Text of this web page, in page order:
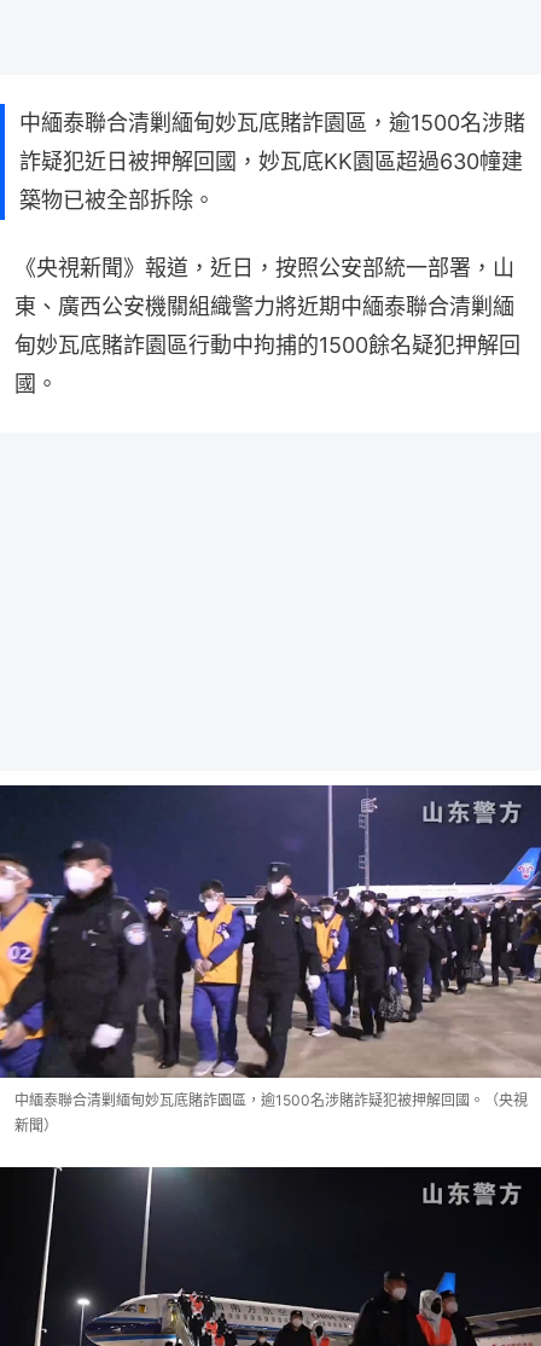
中緬泰聯合清剿緬甸妙瓦底賭詐園區，逾1500名涉賭
詐疑犯近日被押解回國，妙瓦底KK園區超過630幢建
築物已被全部拆除。
《央視新聞》報道，近日，按照公安部統一部署，山
東、廣西公安機關組織警力將近期中緬泰聯合清剿緬
甸妙瓦底賭詐園區行動中拘捕的1500餘名疑犯押解回
國。
中緬泰聯合清剿緬甸妙瓦底賭詐園區，逾1500名涉賭詐疑犯被押解回國。（央視
新聞）